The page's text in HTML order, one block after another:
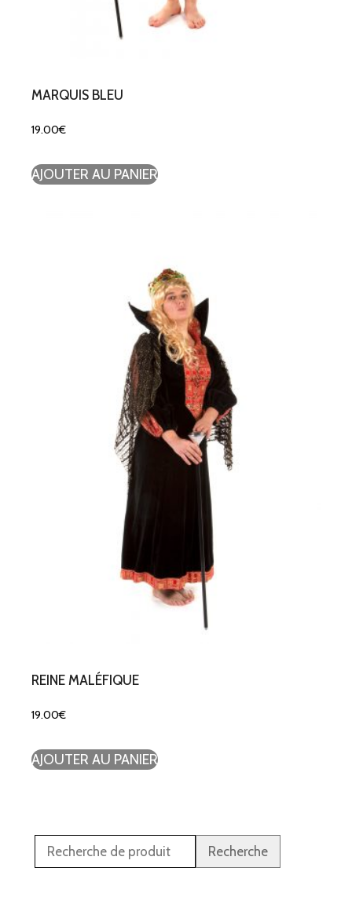
MARQUIS BLEU
19.00€
AJOUTER AU PANIER
REINE MALÉFIQUE
19.00€
AJOUTER AU PANIER
Recherche